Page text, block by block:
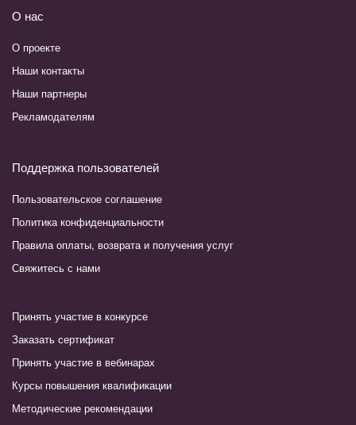
О нас
О проекте
Наши контакты
Наши партнеры
Рекламодателям
Поддержка пользователей
Пользовательское соглашение
Политика конфиденциальности
Правила оплаты, возврата и получения услуг
Свяжитесь с нами
Принять участие в конкурсе
Заказать сертификат
Принять участие в вебинарах
Курсы повышения квалификации
Методические рекомендации